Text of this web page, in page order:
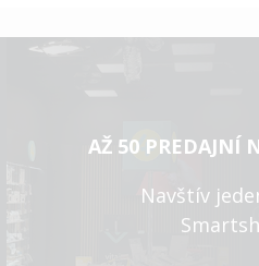
AŽ 50 PREDAJNÍ
Navštív